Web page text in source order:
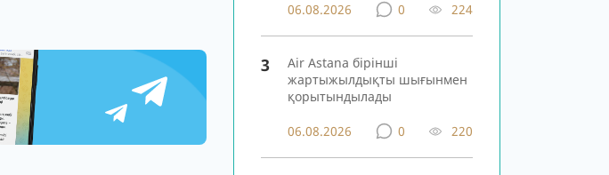
06.08.2026 0 224
3
Air Astana бірінші
жартыжылдықты шығынмен
қорытындылады
06.08.2026 0 220